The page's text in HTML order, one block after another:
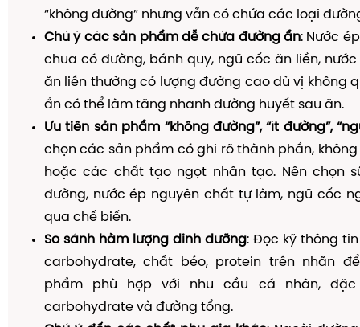
“không đường” nhưng vẫn có chứa các loại
Chú ý các sản phẩm dễ chứa đường ẩn: Nước
chua có đường, bánh quy, ngũ cốc ăn liền,
ăn liền thường có lượng đường cao dù vị không
ẩn có thể làm tăng nhanh đường huyết sau ăn.
Ưu tiên sản phẩm “không đường”, “ít đường”,
chọn các sản phẩm có ghi rõ thành phần,
hoặc các chất tạo ngọt nhân tạo. Nên chọn
đường, nước ép nguyên chất tự làm, ngũ cốc
qua chế biến.
So sánh hàm lượng dinh dưỡng: Đọc kỹ thông
carbohydrate, chất béo, protein trên nhãn
phẩm phù hợp với nhu cầu cá nhân,
carbohydrate và đường tổng.